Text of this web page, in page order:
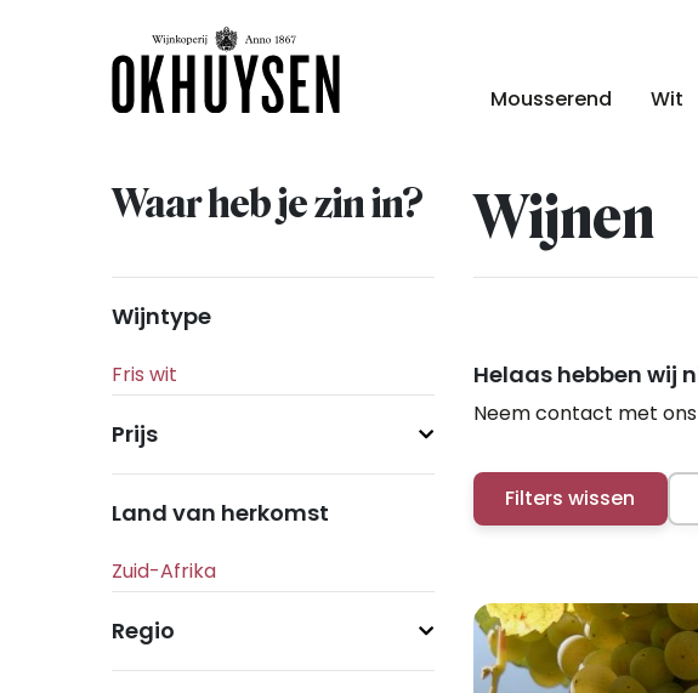
Mousserend Wit
Waar heb je zin in? Wijnen
Wijntype
Prijs
Land van herkomst
Regio
Helaas hebben wij
Neem contact met
Filters wissen